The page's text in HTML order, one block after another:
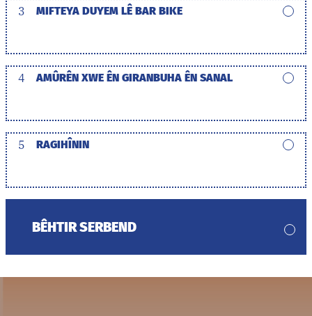
3 MIFTEYA DUYEM LÊ BAR BIKE
4 AMÛRÊN XWE ÊN GIRANBUHA ÊN SANAL
5 RAGIHÎNIN
BÊHTIR SERBEND